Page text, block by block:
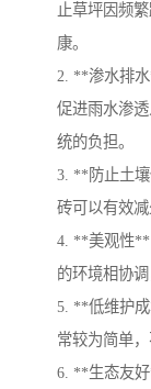
止草坪因频
康。
2. **渗水排
促进雨水渗
统的负担。
3. **防止土
砖可以有效
4. **美观性**
的环境相协
5. **低维护
常较为简单
6. **生态友